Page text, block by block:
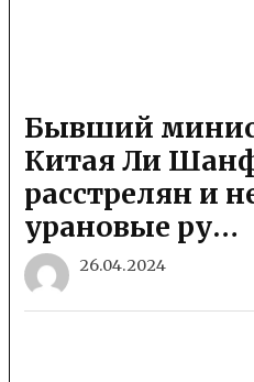
Бывший
Китая Ли
расстрелян и
урановые ру…
26.04.2024